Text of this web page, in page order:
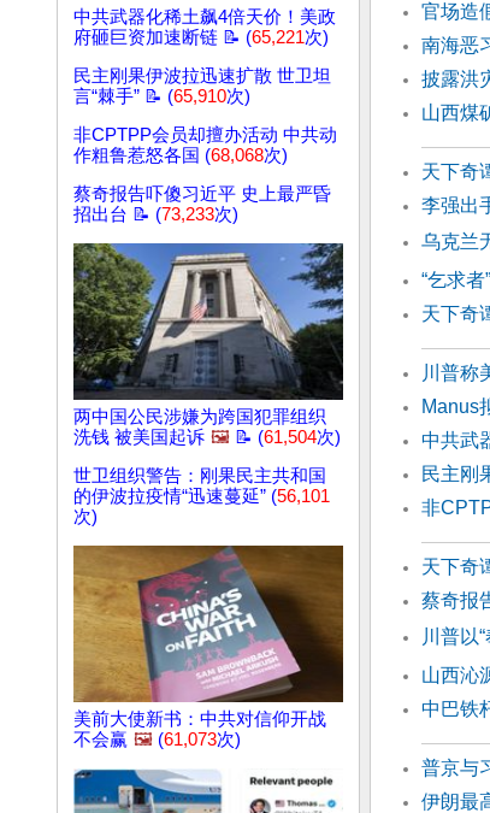
中共武器化稀土飙4倍天价！美政
府砸巨资加速断链 📝 (65,221次)
民主刚果伊波拉迅速扩散 世卫坦
言“棘手” 📝 (65,910次)
非CPTPP会员却擅办活动 中共动
作粗鲁惹怒各国 (68,068次)
蔡奇报告吓傻习近平 史上最严昏
招出台 📝 (73,233次)
两中国公民涉嫌为跨国犯罪组织
洗钱 被美国起诉 🖼️ 📝 (61,504次)
世卫组织警告：刚果民主共和国
的伊波拉疫情“迅速蔓延” (56,101
次)
美前大使新书：中共对信仰开战
不会赢 🖼️ (61,073次)
官场造
南海恶
披露洪
山西煤
天下奇
李强出
乌克兰
“乞求
天下奇
川普称
Manus
中共武
民主刚
非
天下奇
蔡奇报
川普以
山西沁
中巴铁
普京与
伊朗最